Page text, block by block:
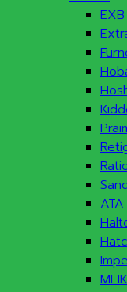
EXB
ATA